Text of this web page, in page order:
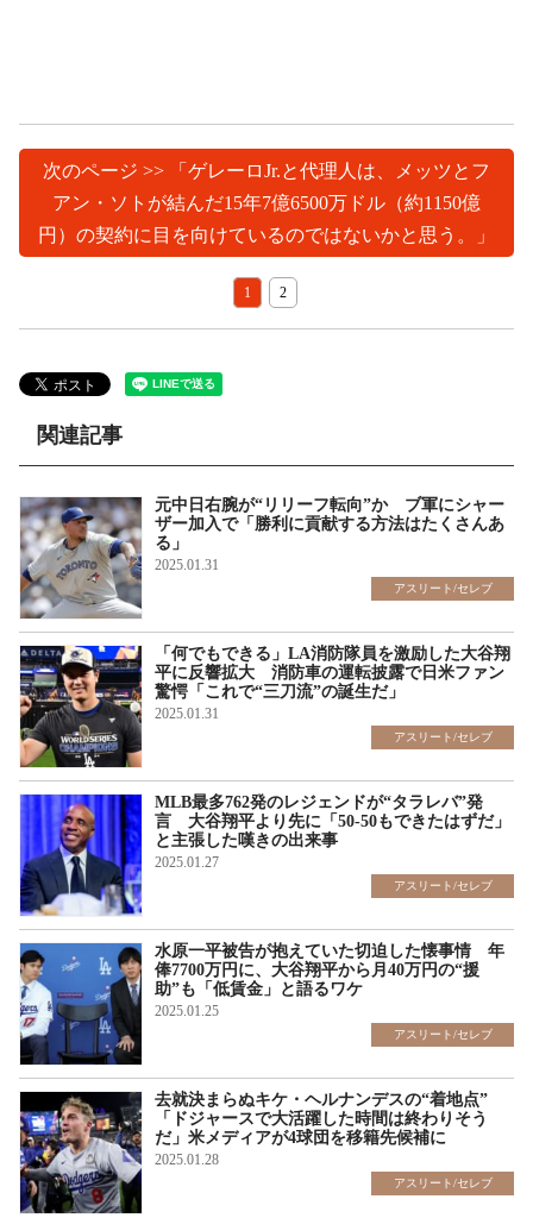
次のページ >> 「ゲレーロJr.と代理人は、メッツとフ
アン・ソトが結んだ15年7億6500万ドル（約1150億
円）の契約に目を向けているのではないかと思う。」
1 2
関連記事
元中日右腕が“リリーフ転向”か ブ軍にシャー
ザー加入で「勝利に貢献する方法はたくさんあ
る」
2025.01.31
アスリート/セレブ
「何でもできる」LA消防隊員を激励した大谷翔
平に反響拡大 消防車の運転披露で日米ファン
驚愕「これで“三刀流”の誕生だ」
2025.01.31
アスリート/セレブ
MLB最多762発のレジェンドが“タラレバ”発
言 大谷翔平より先に「50-50もできたはずだ」
と主張した嘆きの出来事
2025.01.27
アスリート/セレブ
水原一平被告が抱えていた切迫した懐事情 年
俸7700万円に、大谷翔平から月40万円の“援
助”も「低賃金」と語るワケ
2025.01.25
アスリート/セレブ
去就決まらぬキケ・ヘルナンデスの“着地点”
「ドジャースで大活躍した時間は終わりそう
だ」米メディアが4球団を移籍先候補に
2025.01.28
アスリート/セレブ